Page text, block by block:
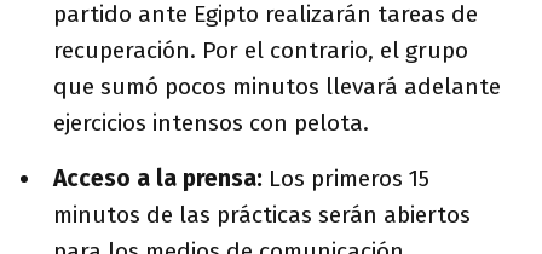
partido ante Egipto realizarán tareas de
recuperación. Por el contrario, el grupo
que sumó pocos minutos llevará adelante
ejercicios intensos con pelota.
Acceso a la prensa: Los primeros 15
minutos de las prácticas serán abiertos